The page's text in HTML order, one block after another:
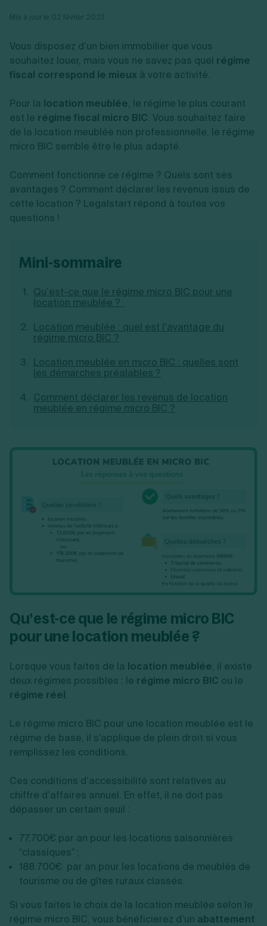
Commerce
Transport
Autres
Simulateur de choix de forme juridique
Calcul de charges sociales
Estimation du coût de création
Générateur de mentions légales
Réduction de capital
Gérer son entreprise
Approbation des comptes
Dépôt de marque
Recherche d'antériorité
Protection des créations
Confidentialité de l'adresse du dirigeant
Radiation auto entrepreneur
Mise en sommeil
Dissolution-liquidation
Conseil/finance
Vente en ligne
Construction/travaux
Restauration
Commerce
Transport
Autres
Logiciel de facturation
Logiciel de comptabilité
Gestion des achats
Par besoin
Je suis autonome
Je souhaite être accompagné
Découvrez notre cabinet d'expertise
Fiches SARL
Fiches SCI
Fiches auto-entrepreneur
Fiches association
Autres démarches
Gestion d’entreprise
Fermeture d’entreprise
Recouvrement de factures
Gérer ses salariés
Sélection de fiches pratiques
Devenir auto entrepreneur
Création de SASU
Création de SARL
Création de SCI
Création d'association
Ouverture compte pro
Fermeture d’une entreprise
Vous disposez d’un bien immobilier que vous
souhaitez louer, mais vous ne savez pas quel régime
fiscal correspond le mieux à votre activité.
Pour la location meublée, le régime le plus courant
est le régime fiscal micro BIC. Vous souhaitez faire
de la location meublée non professionnelle, le régime
micro BIC semble être le plus adapté.
Comment fonctionne ce régime ? Quels sont ses
avantages ? Comment déclarer les revenus issus de
cette location ? Legalstart répond à toutes vos
questions !
mini-sommaire
Qu’est-ce que le régime micro BIC pour une
location meublée ?
Location meublée : quel est l’avantage du
régime micro BIC ?
Location meublée en micro BIC : quelles sont
les démarches préalables ?
Comment déclarer les revenus de location
meublée en régime micro BIC ?
Qu’est-ce que le régime micro BIC
pour une location meublée ?
Lorsque vous faites de la location meublée, il existe
deux régimes possibles : le régime micro BIC ou le
régime réel.
Le régime micro BIC pour une location meublée est le
régime de base, il s'applique de plein droit si vous
remplissez les conditions.
Ces conditions d’accessibilité sont relatives au
chiffre d’affaires annuel. En effet, il ne doit pas
dépasser un certain seuil :
77.700€ par an pour les locations saisonnières
“classiques” ;
188.700€ par an pour les locations de meublés de
tourisme ou de gîtes ruraux classés.
Si vous faites le choix de la location meublée selon le
régime micro BIC, vous bénéficierez d’un abattement